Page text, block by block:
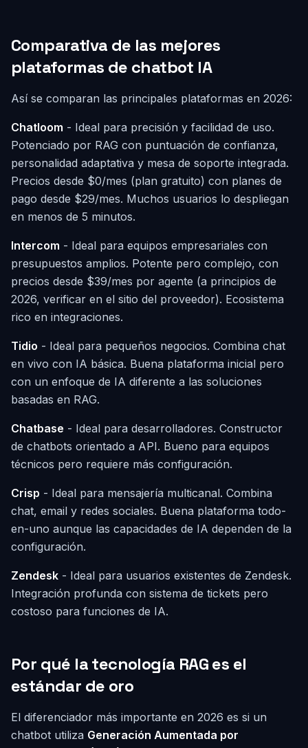
Comparativa de las mejores
plataformas de chatbot IA
Así se comparan las principales plataformas en 2026:
Chatloom - Ideal para precisión y facilidad de uso.
Potenciado por RAG con puntuación de confianza,
personalidad adaptativa y mesa de soporte integrada.
Precios desde $0/mes (plan gratuito) con planes de
pago desde $29/mes. Muchos usuarios lo despliegan
en menos de 5 minutos.
Intercom - Ideal para equipos empresariales con
presupuestos amplios. Potente pero complejo, con
precios desde $39/mes por agente (a principios de
2026, verificar en el sitio del proveedor). Ecosistema
rico en integraciones.
Tidio - Ideal para pequeños negocios. Combina chat
en vivo con IA básica. Buena plataforma inicial pero
con un enfoque de IA diferente a las soluciones
basadas en RAG.
Chatbase - Ideal para desarrolladores. Constructor
de chatbots orientado a API. Bueno para equipos
técnicos pero requiere más configuración.
Crisp - Ideal para mensajería multicanal. Combina
chat, email y redes sociales. Buena plataforma todo-
en-uno aunque las capacidades de IA dependen de la
configuración.
Zendesk - Ideal para usuarios existentes de Zendesk.
Integración profunda con sistema de tickets pero
costoso para funciones de IA.
Por qué la tecnología RAG es el
estándar de oro
El diferenciador más importante en 2026 es si un
chatbot utiliza Generación Aumentada por